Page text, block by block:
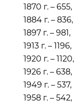
1870 г. – 655,
1884 г. – 836,
1897 г. – 981,
1913 г. – 1196,
1920 г. – 1120,
1926 г. – 638,
1949 г. – 537,
1958 г. – 542,